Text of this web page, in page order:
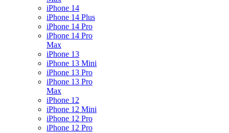
iPhone 14
iPhone 14 Plus
iPhone 14 Pro
iPhone 14 Pro
Max
iPhone 13
iPhone 13 Mini
iPhone 13 Pro
iPhone 13 Pro
Max
iPhone 12
iPhone 12 Mini
iPhone 12 Pro
iPhone 12 Pro